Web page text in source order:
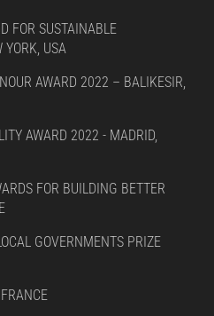
FOR SUSTAINABLE
USA
AWARD 2022 – BALIKESIR,
AWARD 2022 - MADRID,
FOR BUILDING BETTER
GOVERNMENTS PRIZE